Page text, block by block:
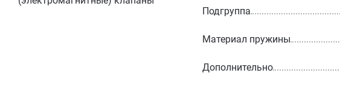
Подгруппа
Материал пружины
Дополнительно